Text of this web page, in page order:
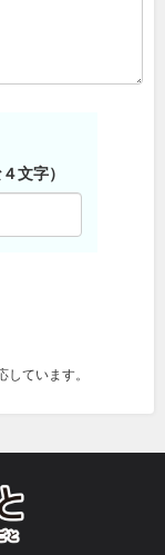
文字）
ています。